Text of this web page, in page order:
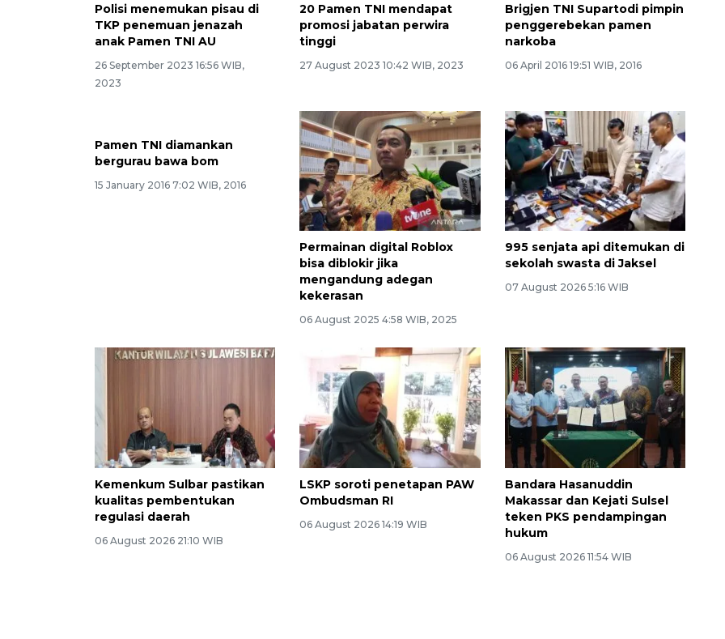
Polisi menemukan pisau di
TKP penemuan jenazah
anak Pamen TNI AU
26 September 2023 16:56 WIB,
2023
20 Pamen TNI mendapat
promosi jabatan perwira
tinggi
27 August 2023 10:42 WIB, 2023
Brigjen TNI Supartodi pimpin
penggerebekan pamen
narkoba
06 April 2016 19:51 WIB, 2016
Pamen TNI diamankan
bergurau bawa bom
15 January 2016 7:02 WIB, 2016
Permainan digital Roblox
bisa diblokir jika
mengandung adegan
kekerasan
06 August 2025 4:58 WIB, 2025
995 senjata api ditemukan di
sekolah swasta di Jaksel
07 August 2026 5:16 WIB
Kemenkum Sulbar pastikan
kualitas pembentukan
regulasi daerah
06 August 2026 21:10 WIB
LSKP soroti penetapan PAW
Ombudsman RI
06 August 2026 14:19 WIB
Bandara Hasanuddin
Makassar dan Kejati Sulsel
teken PKS pendampingan
hukum
06 August 2026 11:54 WIB